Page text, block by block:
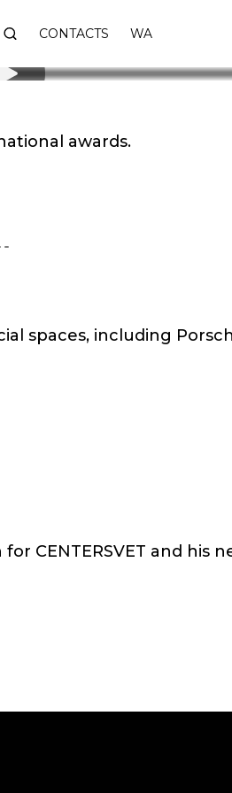
CONTACTS WA
designer high quality
awards.
spaces, including
CENTERSVET and his